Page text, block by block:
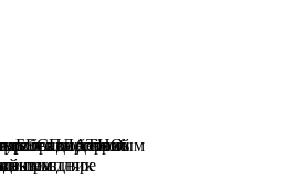
БЕСПЛАТНО
с гравировкой
дерево
экземпляре
влюблённым
праздник
без диоптрий